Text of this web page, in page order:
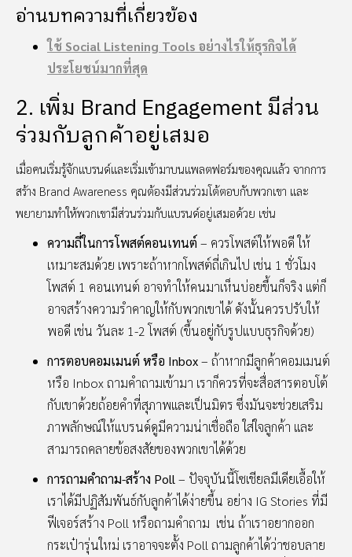
อ่านบทความที่เกี่ยวข้อง
ใช้ Social Listening Tools อย่างไรให้ธุรกิจได้
ประโยชน์มากที่สุด
2. เพิ่ม Brand Engagement มีส่วน
ร่วมกับลูกค้าอยู่เสมอ
เมื่อคนเริ่มรู้จักแบรนด์และเริ่มเข้ามาบนแพลตฟอร์มของคุณแล้ว จากการ
สร้าง Brand Awareness คุณต้องมีส่วนร่วมโต้ตอบกับพวกเขา และ
พยายามทำให้พวกเขามีส่วนร่วมกับแบรนด์อยู่เสมอด้วย เช่น
ความถี่ในการโพสต์คอนเทนต์ – ควรโพสต์ให้พอดี ให้
เหมาะสมด้วย เพราะถ้าหากโพสต์ถี่เกินไป เช่น 1 ชั่วโมง
โพสต์ 1 คอนเทนต์ อาจทำให้คนมาเห็นบ่อยขึ้นก็จริง แต่ก็
อาจสร้างความรำคาญให้กับพวกเขาได้ ดังนั้นควรปรับให้
พอดี เช่น วันละ 1-2 โพสต์ (ขึ้นอยู่กับรูปแบบธุรกิจด้วย)
การตอบคอมเมนต์ หรือ Inbox– ถ้าหากมีลูกค้าคอมเมนต์
หรือ Inbox ถามคำถามเข้ามา เราก็ควรที่จะสื่อสารตอบโต้
กับเขาด้วยถ้อยคำที่สุภาพและเป็นมิตร ซึ่งมันจะช่วยเสริม
ภาพลักษณ์ให้แบรนด์ดูมีความน่าเชื่อถือ ใส่ใจลูกค้า และ
สามารถคลายข้อสงสัยของพวกเขาได้ด้วย
การถามคำถาม-สร้าง Poll – ปัจจุบันนี้โซเชียลมีเดียเอื้อให้
เราได้มีปฏิสัมพันธ์กับลูกค้าได้ง่ายขึ้น อย่าง IG Stories ที่มี
ฟีเจอร์สร้าง Poll หรือถามคำถาม เช่น ถ้าเราอยากออก
กระเป๋ารุ่นใหม่ เราอาจจะตั้ง Poll ถามลูกค้าได้ว่าชอบลาย